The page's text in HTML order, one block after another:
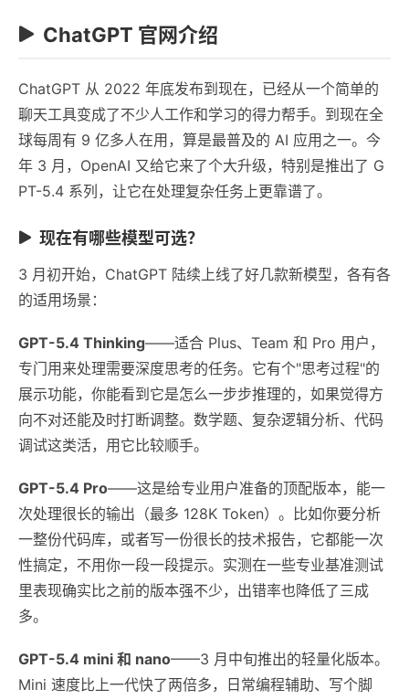
ChatGPT 官网介绍
ChatGPT 从 2022 年底发布到现在，已经从一个简单的
聊天工具变成了不少人工作和学习的得力帮手。到现在全
球每周有 9 亿多人在用，算是最普及的 AI 应用之一。今
年 3 月，OpenAI 又给它来了个大升级，特别是推出了 G
PT-5.4 系列，让它在处理复杂任务上更靠谱了。
现在有哪些模型可选？
3 月初开始，ChatGPT 陆续上线了好几款新模型，各有各
的适用场景：
GPT-5.4 Thinking——适合 Plus、Team 和 Pro 用户，
专门用来处理需要深度思考的任务。它有个"思考过程"的
展示功能，你能看到它是怎么一步步推理的，如果觉得方
向不对还能及时打断调整。数学题、复杂逻辑分析、代码
调试这类活，用它比较顺手。
GPT-5.4 Pro——这是给专业用户准备的顶配版本，能一
次处理很长的输出（最多 128K Token）。比如你要分析
一整份代码库，或者写一份很长的技术报告，它都能一次
性搞定，不用你一段一段提示。实测在一些专业基准测试
里表现确实比之前的版本强不少，出错率也降低了三成
多。
GPT-5.4 mini 和 nano——3 月中旬推出的轻量化版本。
Mini 速度比上一代快了两倍多，日常编程辅助、写个脚